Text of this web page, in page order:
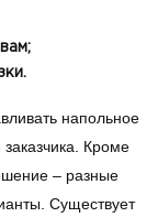
напольное
Кроме
– разные
Существует